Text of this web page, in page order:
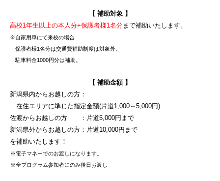
【 補助対象 】
高校1年生以上の本人分+保護者様1名分まで補助いたし ます。
※自家用車にて来校の場合
保護者様1名分は交通費補助制度は対象外。
駐車料金1000円分は補助。
【 補助金額 】
新潟県内からお越しの方：
在住エリアに準じた指定金額(片道1,000～5,000円)
佐渡からお越しの方 ：片道5,000円まで
新潟県外からお越しの方：片道10,000円まで
を補助いたします！
※電子マネーでのお渡しになります。
※全プログラム参加者にのみ後日お渡し